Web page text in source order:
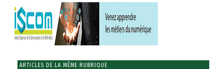
ARTICLES DE LA MÊME RUBRIQUE